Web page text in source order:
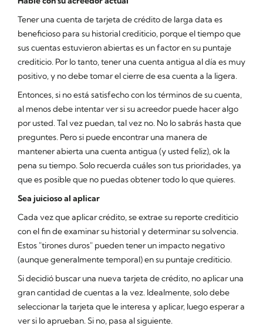
Tener una cuenta de tarjeta de crédito de larga data es
beneficioso para su historial crediticio, porque el tiempo que
sus cuentas estuvieron abiertas es un factor en su puntaje
crediticio. Por lo tanto, tener una cuenta antigua al día es muy
positivo, y no debe tomar el cierre de esa cuenta a la ligera.
Entonces, si no está satisfecho con los términos de su cuenta,
al menos debe intentar ver si su acreedor puede hacer algo
por usted. Tal vez puedan, tal vez no. No lo sabrás hasta que
preguntes. Pero si puede encontrar una manera de
mantener abierta una cuenta antigua (y usted feliz), ok la
pena su tiempo. Solo recuerda cuáles son tus prioridades, ya
que es posible que no puedas obtener todo lo que quieres.
Sea juicioso al aplicar
Cada vez que aplicar crédito, se extrae su reporte crediticio
con el fin de examinar su historial y determinar su solvencia.
Estos "tirones duros" pueden tener un impacto negativo
(aunque generalmente temporal) en su puntaje crediticio.
Si decidió buscar una nueva tarjeta de crédito, no aplicar una
gran cantidad de cuentas a la vez. Idealmente, solo debe
seleccionar la tarjeta que le interesa y aplicar, luego esperar a
ver si lo aprueban. Si no, pasa al siguiente.